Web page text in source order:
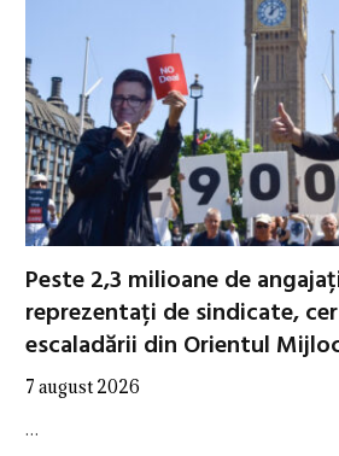
Peste 2,3 milioane de
reprezentați de sindicate,
escaladării din Orientul
7 august 2026
…